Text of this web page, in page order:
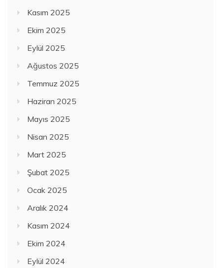
Kasım 2025
Ekim 2025
Eylül 2025
Ağustos 2025
Temmuz 2025
Haziran 2025
Mayıs 2025
Nisan 2025
Mart 2025
Şubat 2025
Ocak 2025
Aralık 2024
Kasım 2024
Ekim 2024
Eylül 2024